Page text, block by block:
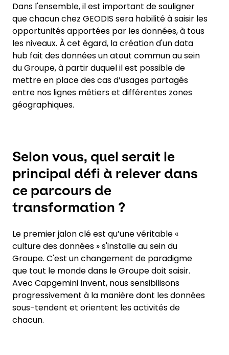
Dans l'ensemble, il est important de souligner
que chacun chez GEODIS sera habilité à saisir les
opportunités apportées par les données, à tous
les niveaux. À cet égard, la création d'un data
hub fait des données un atout commun au sein
du Groupe, à partir duquel il est possible de
mettre en place des cas d’usages partagés
entre nos lignes métiers et différentes zones
géographiques.
Selon vous, quel serait le
principal défi à relever dans
ce parcours de
transformation ?
Le premier jalon clé est qu’une véritable «
culture des données » s'installe au sein du
Groupe. C'est un changement de paradigme
que tout le monde dans le Groupe doit saisir.
Avec Capgemini Invent, nous sensibilisons
progressivement à la manière dont les données
sous-tendent et orientent les activités de
chacun.